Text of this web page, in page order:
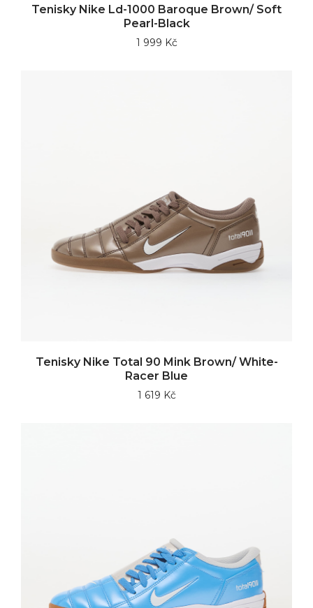
Tenisky Nike Ld-1000 Baroque Brown/ Soft
Pearl-Black
1 999 Kč
Tenisky Nike Total 90 Mink Brown/ White-
Racer Blue
1 619 Kč